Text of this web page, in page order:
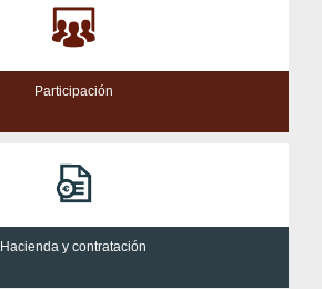
Participación
Hacienda y contratación